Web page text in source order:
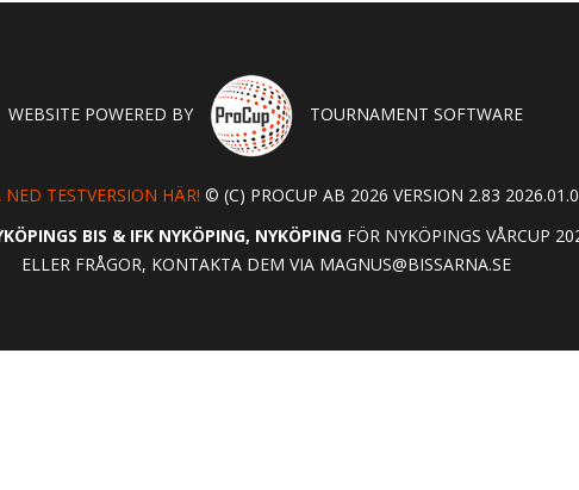
WEBSITE POWERED BY TOURNAMENT SOFTWARE
TESTVERSION HÄR! © (C) PROCUP AB 2026 VERSION 2.83
BIS & IFK NYKÖPING, NYKÖPING FÖR NYKÖPINGS VÅRCUP
ELLER FRÅGOR, KONTAKTA DEM VIA MAGNUS@BISSARNA.SE